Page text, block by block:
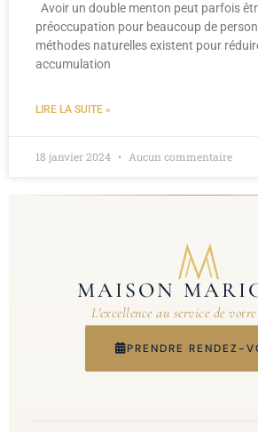
Avoir un double menton peut parfois
préoccupation pour beaucoup de
méthodes naturelles existent pour
accumulation
LIRE LA SUITE »
18 janvier 2024 Aucun commentaire
MAISON
L'excellence au service de
PRENDRE RENDEZ-